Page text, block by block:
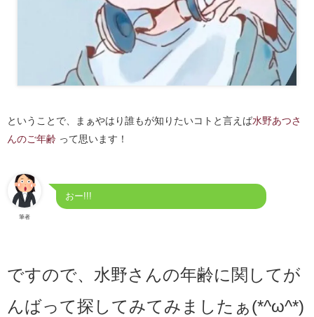
ということで、まぁやはり誰もが知りたいコトと言えば水野あつさ
んのご年齢 って思います！
筆者
おー!!!
ですので、水野さんの年齢に関してが
んばって探してみてみましたぁ(*^ω^*)